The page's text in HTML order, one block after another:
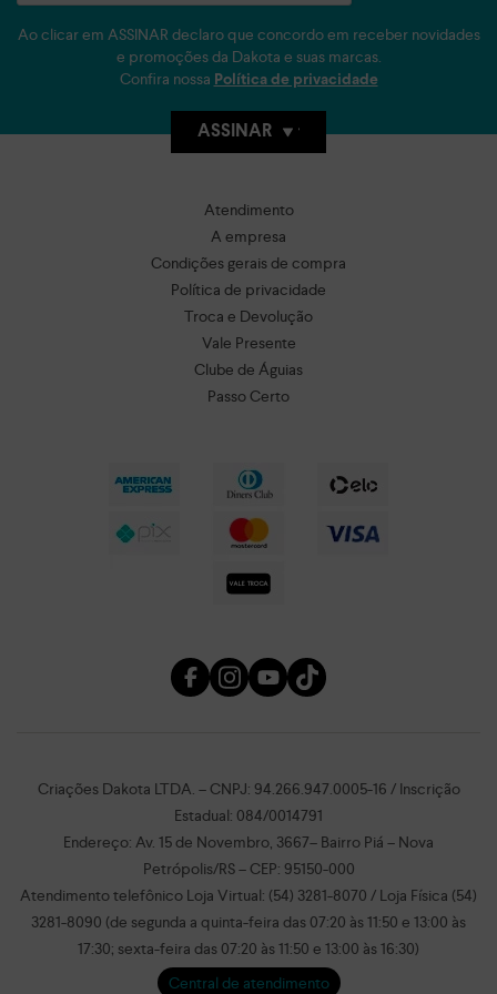
Ao clicar em ASSINAR declaro que concordo em receber novidades
e promoções da Dakota e suas marcas.
Confira nossa Política de privacidade
ASSINAR
Atendimento
A empresa
Condições gerais de compra
Política de privacidade
Troca e Devolução
Vale Presente
Clube de Águias
Passo Certo
Criações Dakota LTDA. – CNPJ: 94.266.947.0005-16 / Inscrição
Estadual: 084/0014791
Endereço: Av. 15 de Novembro, 3667– Bairro Piá – Nova
Petrópolis/RS – CEP: 95150-000
Atendimento telefônico Loja Virtual: (54) 3281-8070 / Loja Física (54)
3281-8090 (de segunda a quinta-feira das 07:20 às 11:50 e 13:00 às
17:30; sexta-feira das 07:20 às 11:50 e 13:00 às 16:30)
Central de atendimento